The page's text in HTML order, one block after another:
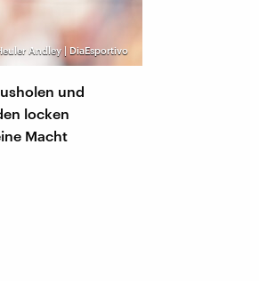
Andley | DiaEsportivo
und
locken
Macht